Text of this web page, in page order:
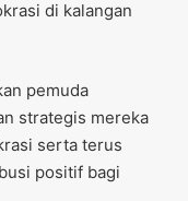
di kalangan
pemuda
strategis mereka
serta terus
positif bagi